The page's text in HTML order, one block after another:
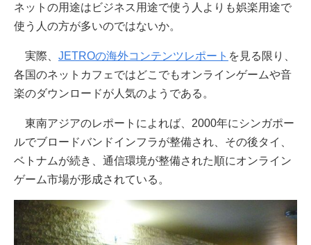
ネットの用途はビジネス用途で使う人よりも娯楽用途で
使う人の方が多いのではないか。
実際、 JETROの海外コンテンツレポート を見る限り、
各国のネットカフェではどこでもオンラインゲームや音
楽のダウンロードが人気のようである。
東南アジアのレポートによれば、2000年にシンガポー
ルでブロードバンドインフラが整備され、その後タイ、
ベトナムが続き、通信環境が整備された順にオンライン
ゲーム市場が形成されている。